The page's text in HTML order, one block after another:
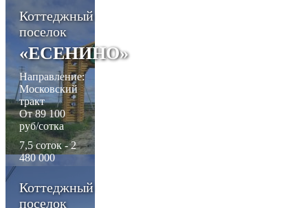
рублей
6,4 соток - 2
150 000
рублей
6,4 соток - 2
150 000
рублей
Коттеджный
поселок
«ЕСЕНИНО»
Направление:
Московский
тракт
От 89 100
руб/сотка
7,5 соток - 2
480 000
рублей
7,5 соток - 2
480 000
Коттеджный
поселок